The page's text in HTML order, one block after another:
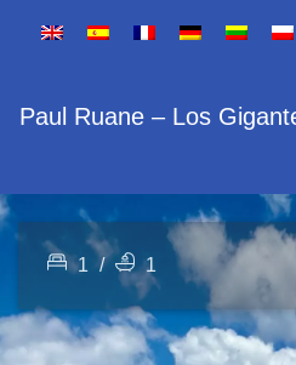
Paul Ruane – Los
1 / 1